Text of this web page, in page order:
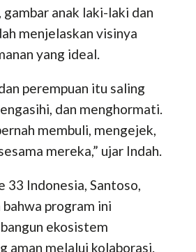
anak laki-laki dan
menjelaskan visinya
yang ideal.
perempuan itu saling
dan menghormati.
membuli, mengejek,
mereka,” ujar Indah.
Indonesia, Santoso,
program ini
ekosistem
aman melalui kolaborasi.